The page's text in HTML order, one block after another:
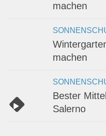
machen
machen
Bester
Salerno